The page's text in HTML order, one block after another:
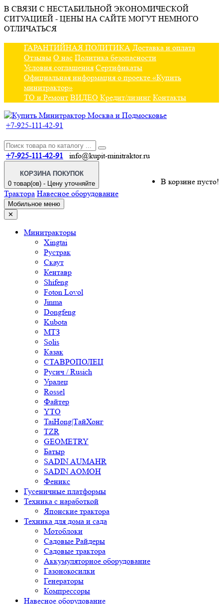
В СВЯЗИ С НЕСТАБИЛЬНОЙ ЭКОНОМИЧЕСКОЙ
СИТУАЦИЕЙ - ЦЕНЫ НА САЙТЕ МОГУТ НЕМНОГО
ОТЛИЧАТЬСЯ
ГАРАНТИЙНАЯ ПОЛИТИКА Доставка и оплата
Отзывы О нас Политика безопасности
Условия соглашения Сертификаты
Официальная информация о проекте «Купить
минитрактор»
ТО и Ремонт ВИДЕО Кредит/лизинг Контакты
+7-925-111-42-91
+7-925-111-42-91 info@kupit-minitraktor.ru
КОРЗИНА ПОКУПОК
0 товар(ов) - Цену уточняйте
В корзине пусто!
Трактора Навесное оборудование
Мобильное меню
✕
Минитракторы
Xingtai
Рустрак
Скаут
Кентавр
Shifeng
Foton Lovol
Jinma
Dongfeng
Kubota
МТЗ
Solis
Казак
СТАВРОПОЛЕЦ
Русич / Rusich
Уралец
Rossel
Файтер
YTO
TaiHong|ТайХонг
TZR
GEOMETRY
Батыр
SADIN AUMAHR
SADIN AOMOH
Феникс
Гусеничные платформы
Техника с наработкой
Японские трактора
Техника для дома и сада
Мотоблоки
Садовые Райдеры
Садовые трактора
Аккумуляторное оборудование
Газонокосилки
Генераторы
Компрессоры
Навесное оборудование